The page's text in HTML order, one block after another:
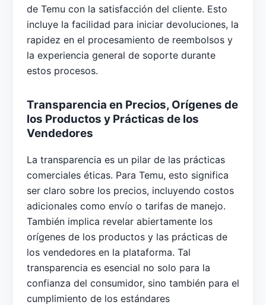
de Temu con la satisfacción del cliente. Esto
incluye la facilidad para iniciar devoluciones, la
rapidez en el procesamiento de reembolsos y
la experiencia general de soporte durante
estos procesos.
Transparencia en Precios, Orígenes de
los Productos y Prácticas de los
Vendedores
La transparencia es un pilar de las prácticas
comerciales éticas. Para Temu, esto significa
ser claro sobre los precios, incluyendo costos
adicionales como envío o tarifas de manejo.
También implica revelar abiertamente los
orígenes de los productos y las prácticas de
los vendedores en la plataforma. Tal
transparencia es esencial no solo para la
confianza del consumidor, sino también para el
cumplimiento de los estándares